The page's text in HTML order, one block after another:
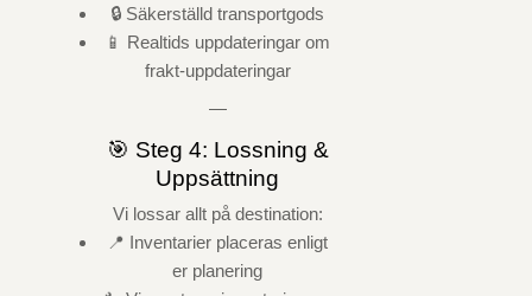
🔒 Säkerställd transportgods
📱 Realtids uppdateringar om
frakt-uppdateringar
—
🎯 Steg 4: Lossning &
Uppsättning
Vi lossar allt på destination:
📍 Inventarier placeras enligt
er planering